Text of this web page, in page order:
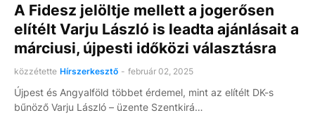
A Fidesz jelöltje mellett a jogerősen
elítélt Varju László is leadta ajánlásait a
márciusi, újpesti időközi választásra
közzétette Hírszerkesztő - február 02, 2025
Újpest és Angyalföld többet érdemel, mint az elítélt DK-s
bűnöző Varju László – üzente Szentkirá…